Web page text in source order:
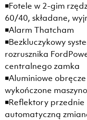
◾Fotele w 2-gim
60/40, składane,
◾Alarm Thatcham
◾Bezkluczykowy
rozrusznika
centralnego zamka
◾Aluminiowe
wykończone
◾Reflektory
automatyczną